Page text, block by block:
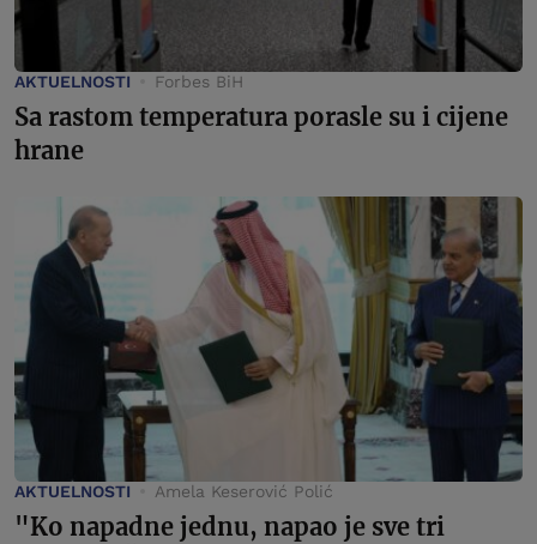
AKTUELNOSTI Forbes BiH
Sa rastom temperatura porasle su i cijene
hrane
AKTUELNOSTI Amela Keserović Polić
"Ko napadne jednu, napao je sve tri